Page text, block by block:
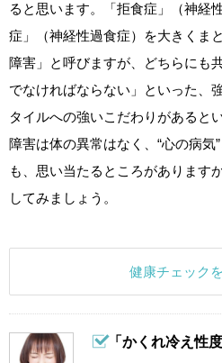
ると思います。「拒食症」（神経
症」（神経性過食症）を大きくま
障害」と呼びますが、どちらにも
でなければならない」といった、
タイルへの強いこだわりがあると
障害は体の異常はなく、“心の病気
も、思い当たるところがあります
してみましょう。
健康チェック
「かくれ冷え性